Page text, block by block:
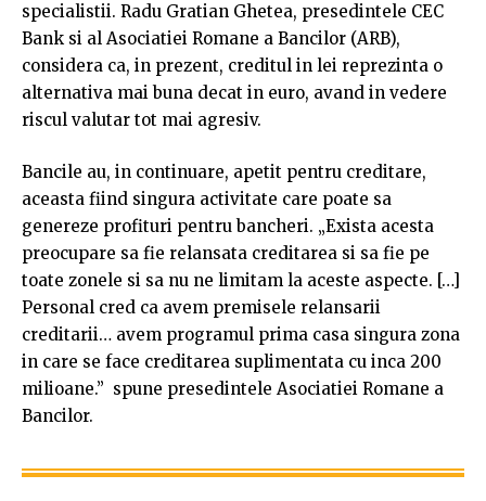
specialistii. Radu Gratian Ghetea, presedintele CEC
Bank si al Asociatiei Romane a Bancilor (ARB),
considera ca, in prezent, creditul in lei reprezinta o
alternativa mai buna decat in euro, avand in vedere
riscul valutar tot mai agresiv.
Bancile au, in continuare, apetit pentru creditare,
aceasta fiind singura activitate care poate sa
genereze profituri pentru bancheri. „Exista acesta
preocupare sa fie relansata creditarea si sa fie pe
toate zonele si sa nu ne limitam la aceste aspecte. […]
Personal cred ca avem premisele relansarii
creditarii… avem programul prima casa singura zona
in care se face creditarea suplimentata cu inca 200
milioane.” spune presedintele Asociatiei Romane a
Bancilor.